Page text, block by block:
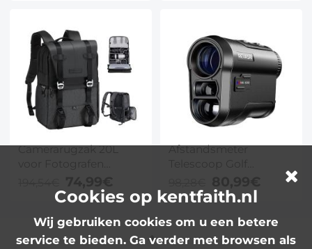
Camerarugzak 20L
Afstandsmeter
Meter Verticale
Afstandsmeting en
Scan Functie
Cookies op kentfaith.nl
Wij gebruiken cookies om u een betere
service te bieden. Ga verder met browsen als